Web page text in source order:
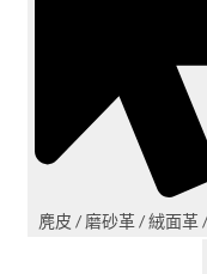
麂皮 / 磨砂革 / 絨面革